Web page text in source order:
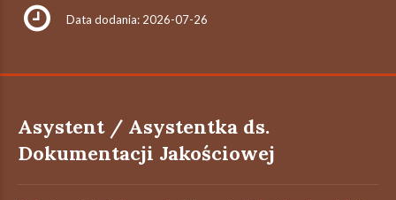
Data dodania: 2026-07-26
Asystent / Asystentka ds.
Dokumentacji Jakościowej